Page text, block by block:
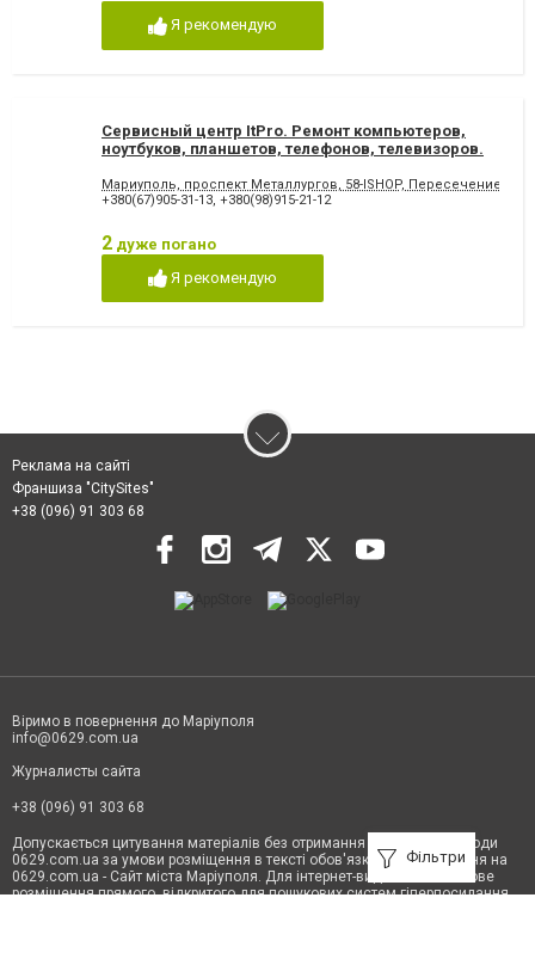
Я рекомендую
Сервисный центр ItPro. Ремонт компьютеров,
ноутбуков, планшетов, телефонов, телевизоров.
Мариуполь, проспект Металлургов, 58-ISHOP, Пересечение
+380(67)905-31-13, +380(98)915-21-12
2 дуже погано
Я рекомендую
Фільтри
Реклама на сайті
Франшиза "CitySites"
+38 (096) 91 303 68
Віримо в повернення до Маріуполя
info@0629.com.ua
Журналисты сайта
+38 (096) 91 303 68
Допускається цитування матеріалів без отримання попередньої згоди
0629.com.ua за умови розміщення в тексті обов'язкового посилання на
0629.com.ua - Сайт міста Маріуполя. Для інтернет-видань обов'язкове
розміщення прямого, відкритого для пошукових систем гіперпосилання